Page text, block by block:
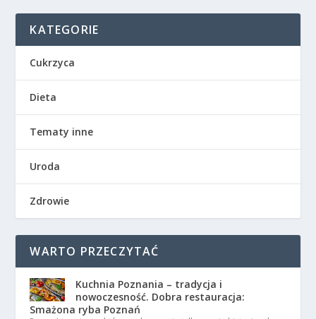
KATEGORIE
Cukrzyca
Dieta
Tematy inne
Uroda
Zdrowie
WARTO PRZECZYTAĆ
Kuchnia Poznania – tradycja i
nowoczesność. Dobra restauracja:
Smażona ryba Poznań